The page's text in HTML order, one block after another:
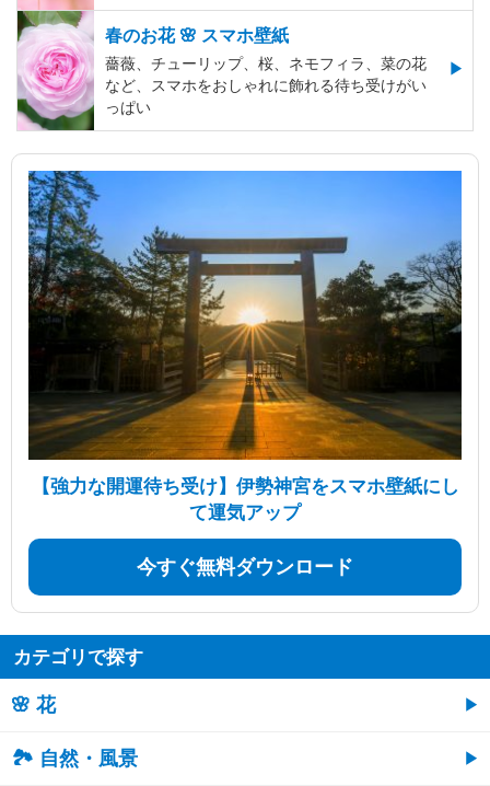
春のお花 🌸 スマホ壁紙
薔薇、チューリップ、桜、ネモフィラ、菜の花
など、スマホをおしゃれに飾れる待ち受けがい
っぱい
【強力な開運待ち受け】伊勢神宮をスマホ壁紙にし
て運気アップ
今すぐ無料ダウンロード
カテゴリで探す
🌸 花
🏞️ 自然・風景